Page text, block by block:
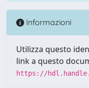
Informazioni
Utilizza questo
link a questo
https://